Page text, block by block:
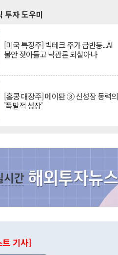
투자 도우미
[미국 특징주] 빅테크 주가 급반등...AI
불안 잦아들고 낙관론 되살아나
[홍콩 대장주] 메이퇀 ③ 신성장 동력의
'폭발적 성장'
기사]